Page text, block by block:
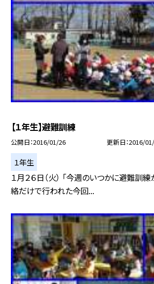
【１年生】避難訓練
公開日 2016/01/26 更新日 2016/
１年生
１月２６日（火） 「今週のいつかに避難訓練
絡だけで行われた今回...